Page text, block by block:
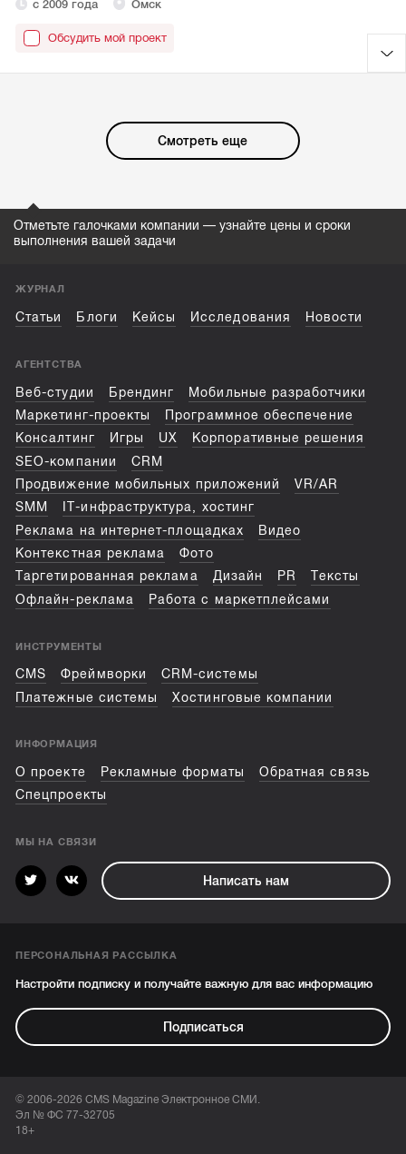
с 2009 года Омск
Обсудить мой проект
Смотреть еще
Отметьте галочками компании — узнайте цены и сроки
выполнения вашей задачи
ЖУРНАЛ
Статьи Блоги Кейсы Исследования Новости
АГЕНТСТВА
Веб-студии Брендинг
Мобильные разработчики
Маркетинг-проекты
Программное обеспечение
Консалтинг
Игры UX
Корпоративные решения
SEO-компании
CRM
Продвижение мобильных приложений
VR/AR
SMM
IT-инфраструктура, хостинг
Реклама на интернет-площадках
Видео
Контекстная реклама
Фото
Таргетированная реклама
Дизайн PR
Тексты
Офлайн-реклама
Работа с маркетплейсами
ИНСТРУМЕНТЫ
CMS Фреймворки
CRM-системы
Платежные системы
Хостинговые компании
ИНФОРМАЦИЯ
О проекте Рекламные форматы
Обратная связь
Спецпроекты
МЫ НА СВЯЗИ
Написать нам
ПЕРСОНАЛЬНАЯ РАССЫЛКА
Настройти подписку и получайте важную для вас информацию
Подписаться
© 2006-2026 CMS Magazine Электронное СМИ.
Эл № ФС 77-32705
18+